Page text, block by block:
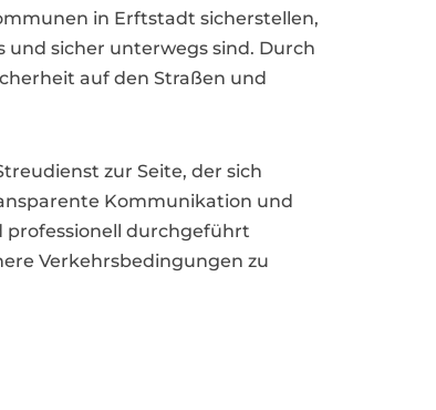
in Erftstadt sicherstellen,
sicher unterwegs sind. Durch
auf den Straßen und
zur Seite, der sich
Kommunikation und
professionell durchgeführt
Verkehrsbedingungen zu